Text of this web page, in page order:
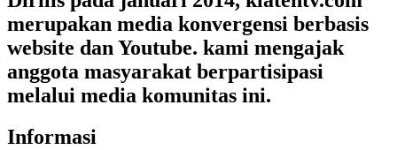
merupakan media konvergensi berbasis
website dan Youtube. kami mengajak
anggota masyarakat berpartisipasi
melalui media komunitas ini.
Informasi